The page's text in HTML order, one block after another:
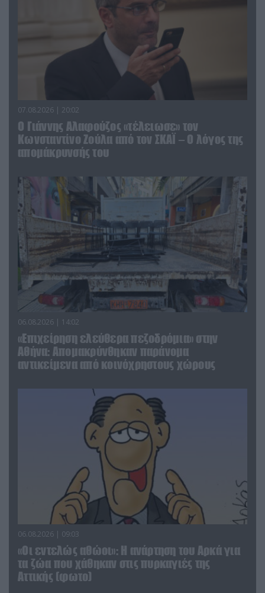
07.08.2026 | 20:02
Ο Γιάννης Αλαφούζος «τέλειωσε» τον
Κωνσταντίνο Ζούλα από τον ΣΚΑΪ – Ο λόγος της
απομάκρυνσής του
06.08.2026 | 14:02
«Επιχείρηση ελεύθερα πεζοδρόμια» στην
Αθήνα: Απομακρύνθηκαν παράνομα
αντικείμενα από κοινόχρηστους χώρους
06.08.2026 | 09:03
«Οι εντελώς αθώοι»: Η ανάρτηση του Αρκά για
τα ζώα που χάθηκαν στις πυρκαγιές της
Αττικής (φωτο)